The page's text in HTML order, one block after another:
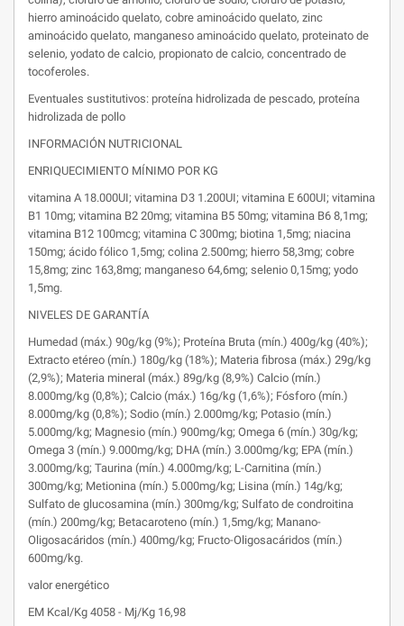
hierro aminoácido quelato, cobre aminoácido quelato, zinc
aminoácido quelato, manganeso aminoácido quelato, proteinato de
selenio, yodato de calcio, propionato de calcio, concentrado de
tocoferoles.
Eventuales sustitutivos: proteína hidrolizada de pescado, proteína
hidrolizada de pollo
INFORMACIÓN NUTRICIONAL
ENRIQUECIMIENTO MÍNIMO POR KG
vitamina A 18.000UI; vitamina D3 1.200UI; vitamina E 600UI; vitamina
B1 10mg; vitamina B2 20mg; vitamina B5 50mg; vitamina B6 8,1mg;
vitamina B12 100mcg; vitamina C 300mg; biotina 1,5mg; niacina
150mg; ácido fólico 1,5mg; colina 2.500mg; hierro 58,3mg; cobre
15,8mg; zinc 163,8mg; manganeso 64,6mg; selenio 0,15mg; yodo
1,5mg.
NIVELES DE GARANTÍA
Humedad (máx.) 90g/kg (9%); Proteína Bruta (mín.) 400g/kg (40%);
Extracto etéreo (mín.) 180g/kg (18%); Materia fibrosa (máx.) 29g/kg
(2,9%); Materia mineral (máx.) 89g/kg (8,9%) Calcio (mín.)
8.000mg/kg (0,8%); Calcio (máx.) 16g/kg (1,6%); Fósforo (mín.)
8.000mg/kg (0,8%); Sodio (mín.) 2.000mg/kg; Potasio (mín.)
5.000mg/kg; Magnesio (mín.) 900mg/kg; Omega 6 (mín.) 30g/kg;
Omega 3 (mín.) 9.000mg/kg; DHA (mín.) 3.000mg/kg; EPA (mín.)
3.000mg/kg; Taurina (mín.) 4.000mg/kg; L-Carnitina (mín.)
300mg/kg; Metionina (mín.) 5.000mg/kg; Lisina (mín.) 14g/kg;
Sulfato de glucosamina (mín.) 300mg/kg; Sulfato de condroitina
(mín.) 200mg/kg; Betacaroteno (mín.) 1,5mg/kg; Manano-
Oligosacáridos (mín.) 400mg/kg; Fructo-Oligosacáridos (mín.)
600mg/kg.
valor energético
EM Kcal/Kg 4058 - Mj/Kg 16,98